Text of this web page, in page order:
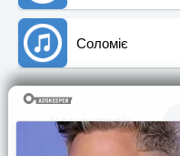
Соломіє
Коментарi: